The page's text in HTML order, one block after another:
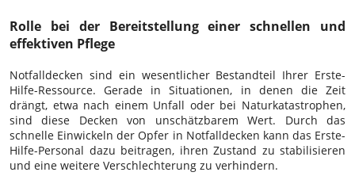
Rolle bei der Bereitstellung einer schnellen und
effektiven Pflege
Notfalldecken sind ein wesentlicher Bestandteil Ihrer Erste-
Hilfe-Ressource. Gerade in Situationen, in denen die Zeit
drängt, etwa nach einem Unfall oder bei Naturkatastrophen,
sind diese Decken von unschätzbarem Wert. Durch das
schnelle Einwickeln der Opfer in Notfalldecken kann das Erste-
Hilfe-Personal dazu beitragen, ihren Zustand zu stabilisieren
und eine weitere Verschlechterung zu verhindern.